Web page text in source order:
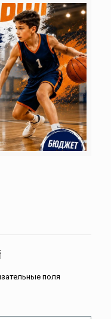
поля